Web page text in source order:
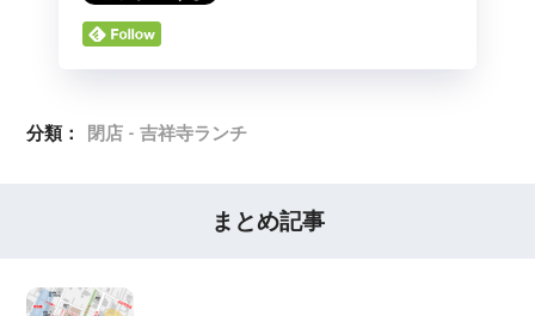
分類： 閉店 - 吉祥寺ランチ
まとめ記事